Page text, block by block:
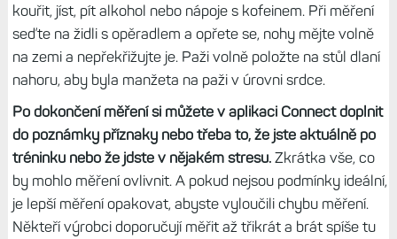
kouřit, jíst, pít alkohol nebo nápoje s kofeinem. Při měření
seďte na židli s opěradlem a opřete se, nohy mějte volně
na zemi a nepřekřižujte je. Paži volně položte na stůl dlaní
nahoru, aby byla manžeta na paži v úrovni srdce.
Po dokončení měření si můžete v aplikaci Connect doplnit
do poznámky příznaky nebo třeba to, že jste aktuálně po
tréninku nebo že jdste v nějakém stresu. Zkrátka vše, co
by mohlo měření ovlivnit. A pokud nejsou podmínky ideální,
je lepší měření opakovat, abyste vyloučili chybu měření.
Někteří výrobci doporučují měřit až třikrát a brát spíše tu